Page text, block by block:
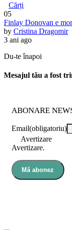
Cărți
05
Finlay Donovan e
by Cristina Dragomir
3 ani ago
Du-te înapoi
Mesajul tău a fost
ABONARE
Email(obligatoriu)
Avertizare
Avertizare.
Mă abonez